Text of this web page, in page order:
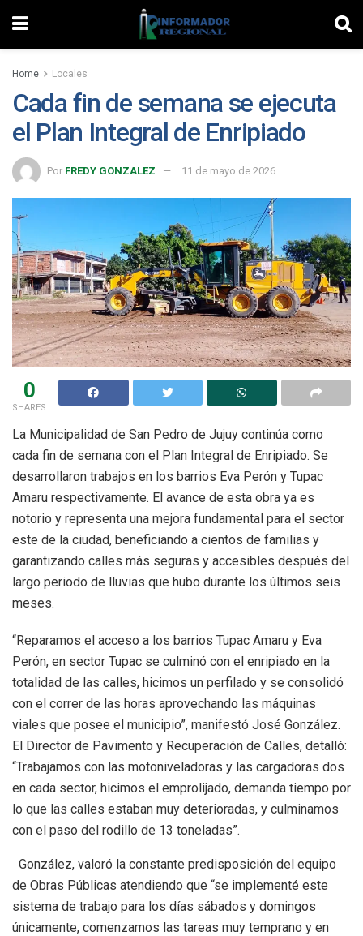
Home Locales
Cada fin de semana se ejecuta
el Plan Integral de Enripiado
Por FREDY GONZALEZ 11 de mayo de 2026
0
SHARES
La Municipalidad de San Pedro de Jujuy continúa como
cada fin de semana con el Plan Integral de Enripiado. Se
desarrollaron trabajos en los barrios Eva Perón y Tupac
Amaru respectivamente. El avance de esta obra ya es
notorio y representa una mejora fundamental para el sector
este de la ciudad, beneficiando a cientos de familias y
garantizando calles más seguras y accesibles después del
largo periodo de lluvias que hubo durante los últimos seis
meses.
“Reparamos el acceso a los barrios Tupac Amaru y Eva
Perón, en sector Tupac se culminó con el enripiado en la
totalidad de las calles, hicimos un perfilado y se consolidó
con el correr de las horas aprovechando las máquinas
viales que posee el municipio”, manifestó José González.
El Director de Pavimento y Recuperación de Calles, detalló:
“Trabajamos con las motoniveladoras y las cargadoras dos
en cada sector, hicimos el emprolijado, demanda tiempo por
lo que las calles estaban muy deterioradas, y culminamos
con el paso del rodillo de 13 toneladas”.
González, valoró la constante predisposición del equipo
de Obras Públicas atendiendo que “se implementé este
sistema de trabajo para los días sábados y domingos
únicamente, comenzamos las tareas muy temprano y en